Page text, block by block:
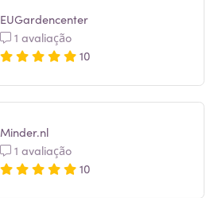
EUGardencenter
1 avaliação
10
Minder.nl
1 avaliação
10